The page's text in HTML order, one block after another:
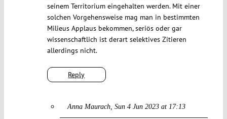
Reply
seinem Territorium eingehalten werden. Mit einer
solchen Vorgehensweise mag man in bestimmten
Milieus Applaus bekommen, seriös oder gar
wissenschaftlich ist derart selektives Zitieren
allerdings nicht.
Anna Maurach Sun 4 Jun 2023 at 17:13